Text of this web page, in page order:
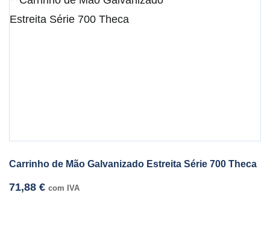
Carrinho de Mão Galvanizado Estreita Série 700 Theca
71,88 € com IVA